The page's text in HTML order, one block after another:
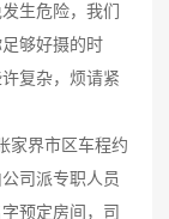
生危险，我们
够好摄的时
复杂，烦请紧
家界市区车程约
司派专职人员
预定房间，司